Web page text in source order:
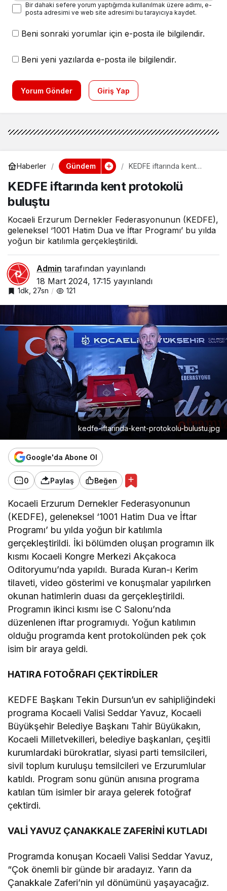
Bir dahaki sefere yorum yaptığımda kullanılmak üzere adımı, e-
posta adresimi ve web site adresimi bu tarayıcıya kaydet.
Beni sonraki yorumlar için e-posta ile bilgilendir.
Beni yeni yazılarda e-posta ile bilgilendir.
Yorum Gönder Giriş Yap
Haberler Gündem
KEDFE iftarında kent
KEDFE iftarında kent protokolü
buluştu
Kocaeli Erzurum Dernekler Federasyonunun (KEDFE),
geleneksel ‘1001 Hatim Dua ve İftar Programı’ bu yılda
yoğun bir katılımla gerçekleştirildi.
Admin tarafından yayınlandı
18 Mart 2024, 17:15 yayınlandı
1dk, 27sn 121
kedfe-iftarinda-kent-protokolu-bulustu.jpg
Google'da Abone Ol
0 Paylaş Beğen
Kocaeli Erzurum Dernekler Federasyonunun
(KEDFE), geleneksel ‘1001 Hatim Dua ve İftar
Programı’ bu yılda yoğun bir katılımla
gerçekleştirildi. İki bölümden oluşan programın ilk
kısmı Kocaeli Kongre Merkezi Akçakoca
Oditoryumu’nda yapıldı. Burada Kuran-ı Kerim
tilaveti, video gösterimi ve konuşmalar yapılırken
okunan hatimlerin duası da gerçekleştirildi.
Programın ikinci kısmı ise C Salonu’nda
düzenlenen iftar programıydı. Yoğun katılımın
olduğu programda kent protokolünden pek çok
isim bir araya geldi.
HATIRA FOTOĞRAFI ÇEKTİRDİLER
KEDFE Başkanı Tekin Dursun’un ev sahipliğindeki
programa Kocaeli Valisi Seddar Yavuz, Kocaeli
Büyükşehir Belediye Başkanı Tahir Büyükakın,
Kocaeli Milletvekilleri, belediye başkanları, çeşitli
kurumlardaki bürokratlar, siyasi parti temsilcileri,
sivil toplum kuruluşu temsilcileri ve Erzurumlular
katıldı. Program sonu günün anısına programa
katılan tüm isimler bir araya gelerek fotoğraf
çektirdi.
VALİ YAVUZ ÇANAKKALE ZAFERİNİ KUTLADI
Programda konuşan Kocaeli Valisi Seddar Yavuz,
“Çok önemli bir günde bir aradayız. Yarın da
Çanakkale Zaferi’nin yıl dönümünü yaşayacağız.